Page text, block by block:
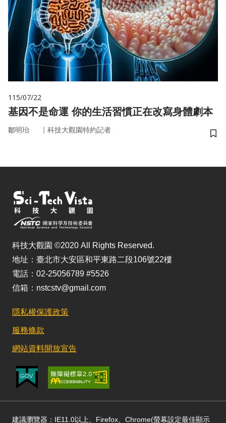
115/07/22
基因不是命運 你的生活習慣正在改寫身體劇本
鄒明珆 ｜ 科技大觀園特約記者
儲
科技大觀園 ©2020 All Rights Reserved.
地址：臺北市大安區和平東路二段106號22樓
電話：02-25056789 #5526
信箱：nstcstv@gmail.com
隱私權保護政策
服務條款
網站資料開放宣告
建議瀏覽器：IE11.0以上、Firefox、Chrome(螢幕設定最佳顯示